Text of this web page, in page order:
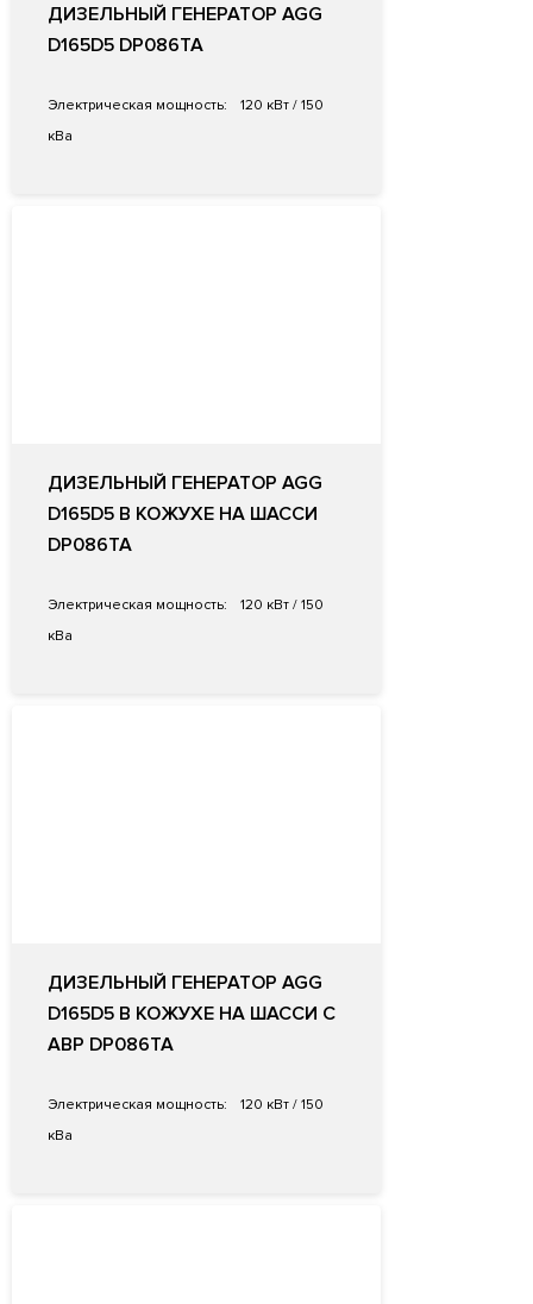
ДИЗЕЛЬНЫЙ ГЕНЕРАТОР AGG
D165D5 DP086TA
Электрическая мощность:
120 кВт / 150
кВа
ДИЗЕЛЬНЫЙ ГЕНЕРАТОР AGG
D165D5 В КОЖУХЕ НА ШАССИ
DP086TA
Электрическая мощность:
120 кВт / 150
кВа
ДИЗЕЛЬНЫЙ ГЕНЕРАТОР AGG
D165D5 В КОЖУХЕ НА ШАССИ С
АВР DP086TA
Электрическая мощность:
120 кВт / 150
кВа